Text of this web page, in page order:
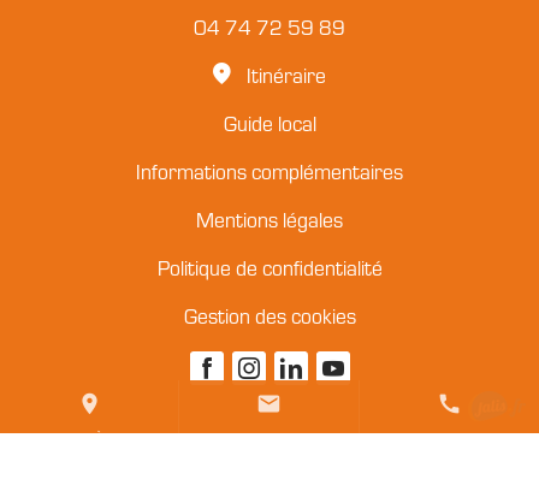
place
ACCÈS
mail
CONTACT
call
TEL
04 74 72 59 89
Itinéraire
Guide local
Informations complémentaires
Mentions légales
Politique de confidentialité
Gestion des cookies